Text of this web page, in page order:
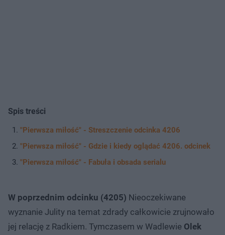
Spis treści
"Pierwsza miłość" - Streszczenie odcinka 4206
"Pierwsza miłość" - Gdzie i kiedy oglądać 4206. odcinek
"Pierwsza miłość" - Fabuła i obsada serialu
W poprzednim odcinku (4205) Nieoczekiwane
wyznanie Julity na temat zdrady całkowicie zrujnowało
jej relację z Radkiem. Tymczasem w Wadlewie Olek